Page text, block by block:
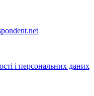
і персональних даних